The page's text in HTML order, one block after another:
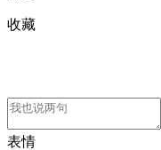
收藏
表情